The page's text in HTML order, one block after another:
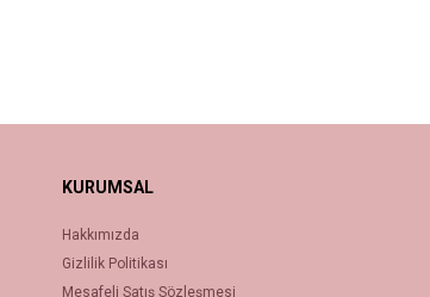
KURUMSAL
Hakkımızda
Gizlilik Politikası
Mesafeli Satış Sözleşmesi